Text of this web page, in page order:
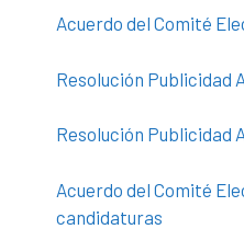
Acuerdo del Comité
Resolución Publicidad
Resolución Publicidad
Acuerdo del Comité
candidaturas